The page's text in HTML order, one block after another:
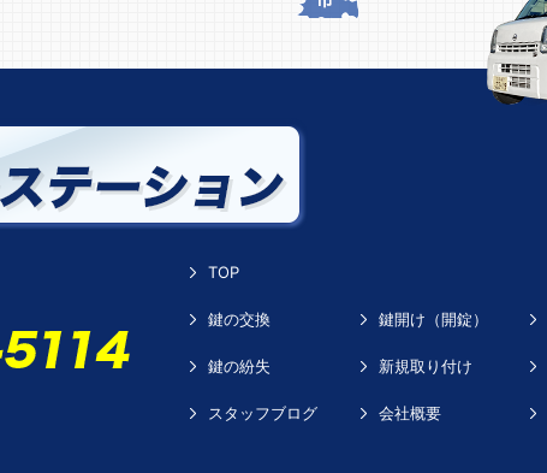
TOP
鍵の交換 鍵開け（開錠）
鍵の紛失 新規取り付け
スタッフブログ 会社概要